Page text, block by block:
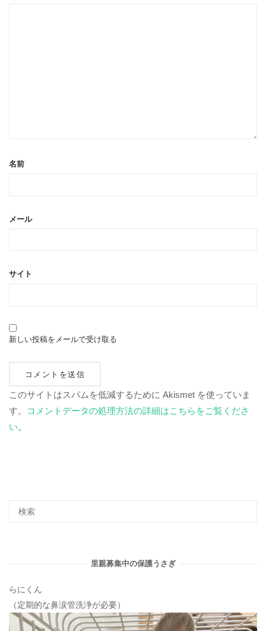
名前
メール
サイト
新しい投稿をメールで受け取る
このサイトはスパムを低減するために Akismet を使っていま
す。
コメントデータの処理方法の詳細はこちらをご覧くださ
い。
里親募集中の保護うさぎ
らにくん
（定期的な鼻涙管洗浄が必要）